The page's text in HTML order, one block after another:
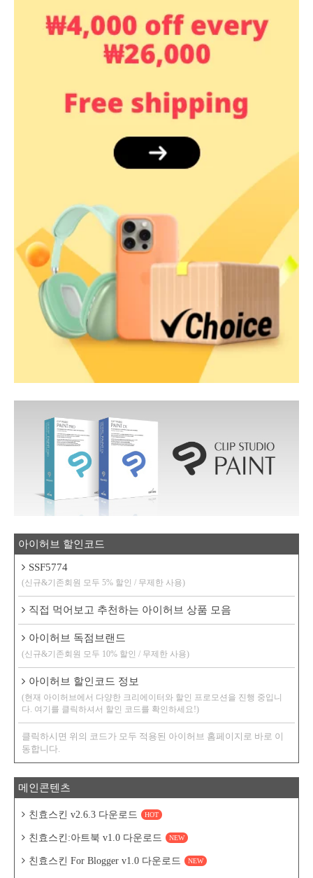
아이허브 할인코드
SSF5774
(신규&기존회원 모두 5% 할인 / 무제한 사용)
직접 먹어보고 추천하는 아이허브 상품 모음
아이허브 독점브랜드
(신규&기존회원 모두 10% 할인 / 무제한 사용)
아이허브 할인코드 정보
(현재 아이허브에서 다양한 크리에이터와 할인 프로모션을 진행 중입니
다. 여기를 클릭하셔서 할인 코드를 확인하세요!)
클릭하시면 위의 코드가 모두 적용된 아이허브 홈페이지로 바로 이
동합니다.
메인콘텐츠
친효스킨 v2.6.3 다운로드 HOT
친효스킨:아트북 v1.0 다운로드 NEW
친효스킨 For Blogger v1.0 다운로드 NEW